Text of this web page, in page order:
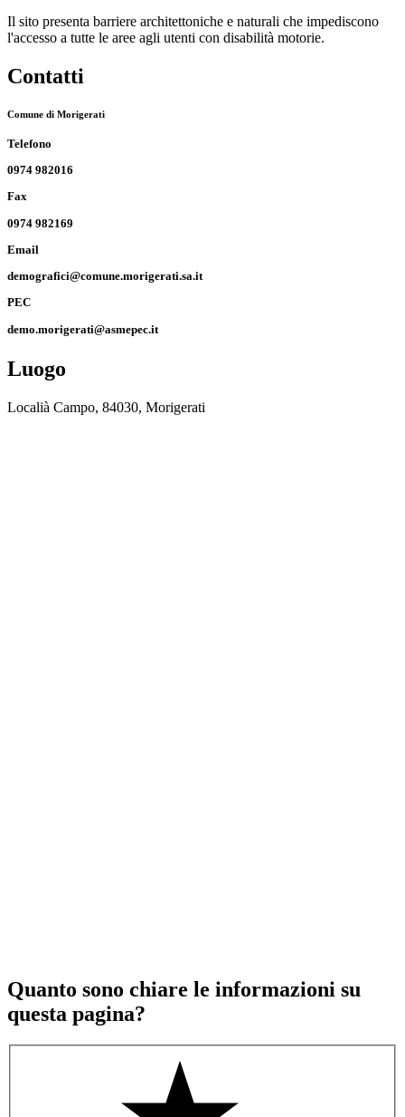
Il sito presenta barriere architettoniche e naturali che impediscono
l'accesso a tutte le aree agli utenti con disabilità motorie.
Contatti
Comune di Morigerati
Telefono
0974 982016
Fax
0974 982169
Email
demografici@comune.morigerati.sa.it
PEC
demo.morigerati@asmepec.it
Luogo
Localià Campo, 84030, Morigerati
Quanto sono chiare le informazioni su
questa pagina?